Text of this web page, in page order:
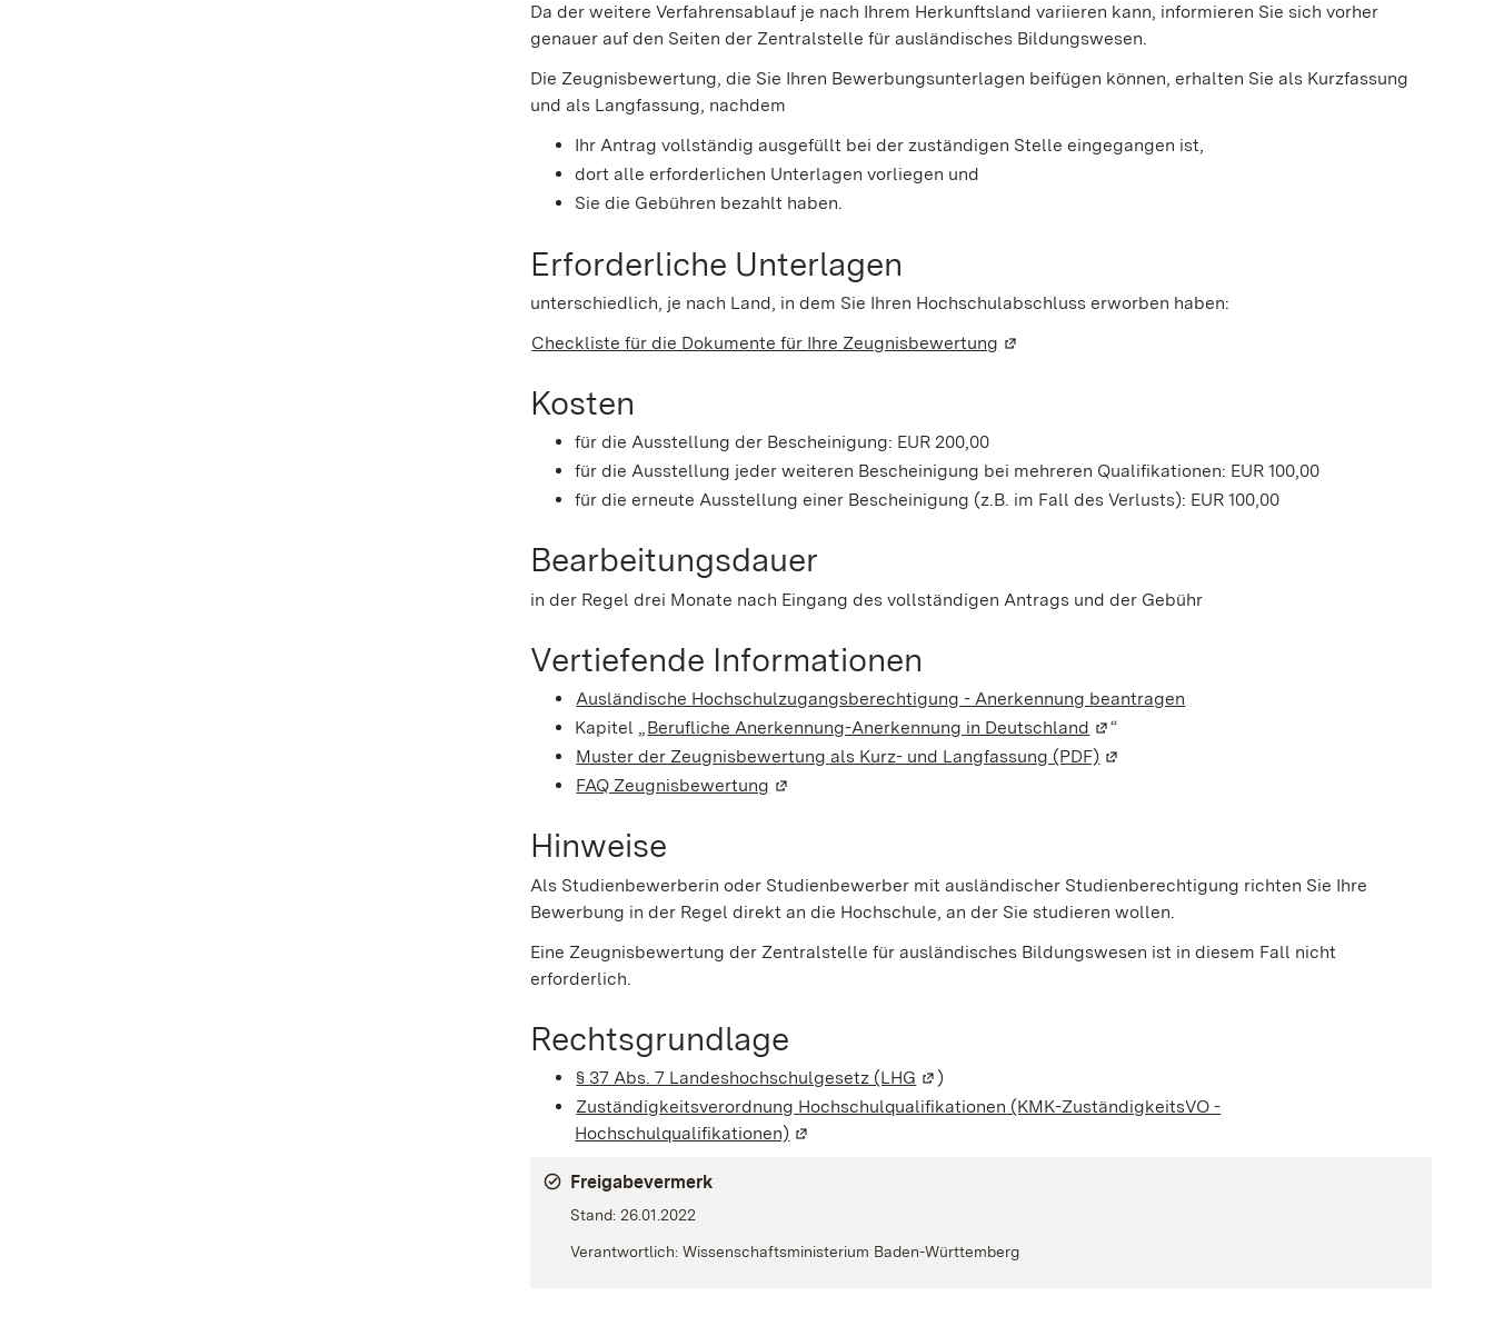
Da der weitere Verfahrensablauf je nach Ihrem Herkunftsland variieren kann, informieren Sie sich vorher
genauer auf den Seiten der Zentralstelle für ausländisches Bildungswesen.
Die Zeugnisbewertung, die Sie Ihren Bewerbungsunterlagen beifügen können, erhalten Sie als Kurzfassung
und als Langfassung, nachdem
Ihr Antrag vollständig ausgefüllt bei der zuständigen Stelle eingegangen ist,
dort alle erforderlichen Unterlagen vorliegen und
Sie die Gebühren bezahlt haben.
Erforderliche Unterlagen
unterschiedlich, je nach Land, in dem Sie Ihren Hochschulabschluss erworben haben:
Checkliste für die Dokumente für Ihre Zeugnisbewertung (Wird in einem neuen Fenster geöffnet)
Kosten
für die Ausstellung der Bescheinigung: EUR 200,00
für die Ausstellung jeder weiteren Bescheinigung bei mehreren Qualifikationen: EUR 100,00
für die erneute Ausstellung einer Bescheinigung (z.B. im Fall des Verlusts): EUR 100,00
Bearbeitungsdauer
in der Regel drei Monate nach Eingang des vollständigen Antrags und der Gebühr
Vertiefende Informationen
Ausländische Hochschulzugangsberechtigung - Anerkennung beantragen
Kapitel „Berufliche Anerkennung-Anerkennung in Deutschland (Wird in einem neuen Fenster geöffnet)
“
Muster der Zeugnisbewertung als Kurz- und Langfassung (PDF) (Wird in einem neuen Fenster geöffnet)
FAQ Zeugnisbewertung (Wird in einem neuen Fenster geöffnet)
Hinweise
Als Studienbewerberin oder Studienbewerber mit ausländischer Studienberechtigung richten Sie Ihre
Bewerbung in der Regel direkt an die Hochschule, an der Sie studieren wollen.
Eine Zeugnisbewertung der Zentralstelle für ausländisches Bildungswesen ist in diesem Fall nicht
erforderlich.
Rechtsgrundlage
§ 37 Abs. 7 Landeshochschulgesetz (LHG (Wird in einem neuen Fenster geöffnet)
)
Zuständigkeitsverordnung Hochschulqualifikationen (KMK-ZuständigkeitsVO -
Hochschulqualifikationen) (Wird in einem neuen Fenster geöffnet)
Freigabevermerk
Stand: 26.01.2022
Verantwortlich: Wissenschaftsministerium Baden-Württemberg